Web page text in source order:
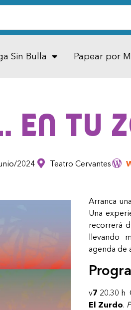
Sin Bulla Papear por
en tu
2024 Teatro Cervantes
Arranca
Una
recorrerá
llevando
agenda de
v7 20.30 h
El Zurdo.